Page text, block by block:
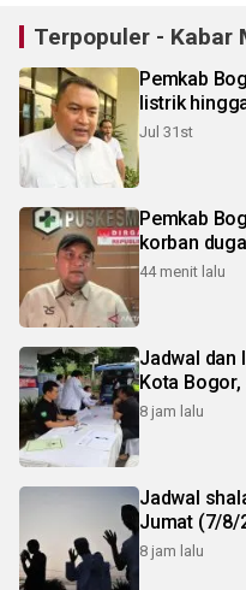
Terpopuler - Kabar
Pemkab
listrik
Jul 31st
Pemkab
korban
44 menit lalu
Jadwal dan
Kota
8 jam lalu
Jadwal
Jumat (7/8/
8 jam lalu